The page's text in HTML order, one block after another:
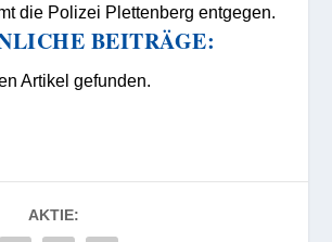
die Polizei Plettenberg entgegen.
BEITRÄGE:
Artikel gefunden.
AKTIE: